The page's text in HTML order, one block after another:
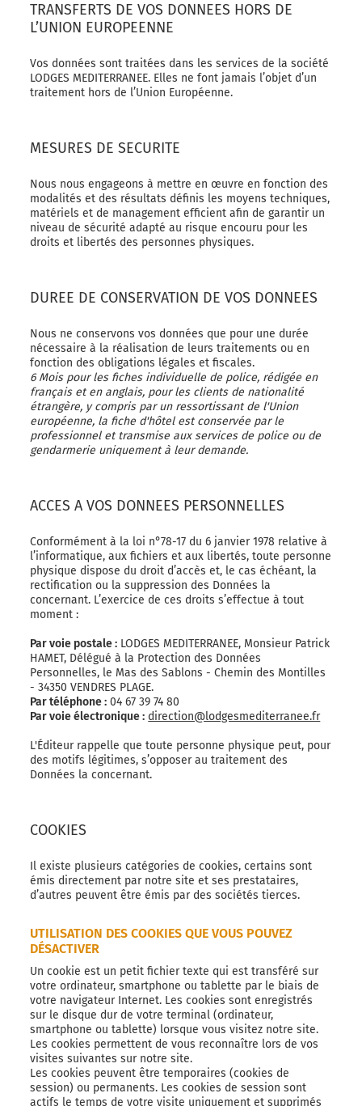
TRANSFERTS DE VOS DONNEES HORS DE
L’UNION EUROPEENNE
Vos données sont traitées dans les services de la société
LODGES MEDITERRANEE. Elles ne font jamais l’objet d’un
traitement hors de l’Union Européenne.
MESURES DE SECURITE
Nous nous engageons à mettre en œuvre en fonction des
modalités et des résultats définis les moyens techniques,
matériels et de management efficient afin de garantir un
niveau de sécurité adapté au risque encouru pour les
droits et libertés des personnes physiques.
DUREE DE CONSERVATION DE VOS DONNEES
Nous ne conservons vos données que pour une durée
nécessaire à la réalisation de leurs traitements ou en
fonction des obligations légales et fiscales.
6 Mois pour les fiches individuelle de police, rédigée en
français et en anglais, pour les clients de nationalité
étrangère, y compris par un ressortissant de l'Union
européenne, la fiche d'hôtel est conservée par le
professionnel et transmise aux services de police ou de
gendarmerie uniquement à leur demande.
ACCES A VOS DONNEES PERSONNELLES
Conformément à la loi n°78-17 du 6 janvier 1978 relative à
l’informatique, aux fichiers et aux libertés, toute personne
physique dispose du droit d’accès et, le cas échéant, la
rectification ou la suppression des Données la
concernant. L’exercice de ces droits s’effectue à tout
moment :
Par voie postale : LODGES MEDITERRANEE, Monsieur Patrick
HAMET, Délégué à la Protection des Données
Personnelles, le Mas des Sablons - Chemin des Montilles
- 34350 VENDRES PLAGE.
Par téléphone : 04 67 39 74 80
Par voie électronique : direction@lodgesmediterranee.fr
L'Éditeur rappelle que toute personne physique peut, pour
des motifs légitimes, s’opposer au traitement des
Données la concernant.
COOKIES
Il existe plusieurs catégories de cookies, certains sont
émis directement par notre site et ses prestataires,
d’autres peuvent être émis par des sociétés tierces.
UTILISATION DES COOKIES QUE VOUS POUVEZ
DÉSACTIVER
Un cookie est un petit fichier texte qui est transféré sur
votre ordinateur, smartphone ou tablette par le biais de
votre navigateur Internet. Les cookies sont enregistrés
sur le disque dur de votre terminal (ordinateur,
smartphone ou tablette) lorsque vous visitez notre site.
Les cookies permettent de vous reconnaître lors de vos
visites suivantes sur notre site.
Les cookies peuvent être temporaires (cookies de
session) ou permanents. Les cookies de session sont
actifs le temps de votre visite uniquement et supprimés